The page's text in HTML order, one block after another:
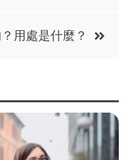
用處是什麼？